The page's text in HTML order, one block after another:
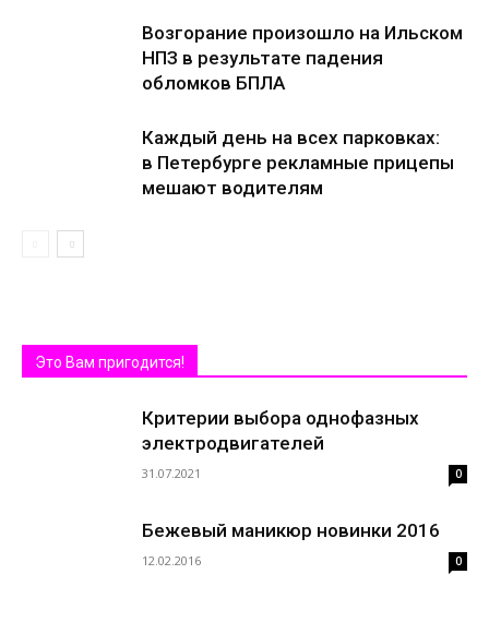
Возгорание произошло на Ильском
НПЗ в результате падения
обломков БПЛА
Каждый день на всех парковках:
в Петербурге рекламные прицепы
мешают водителям
Это Вам пригодится!
Критерии выбора однофазных
электродвигателей
31.07.2021 0
Бежевый маникюр новинки 2016
12.02.2016 0